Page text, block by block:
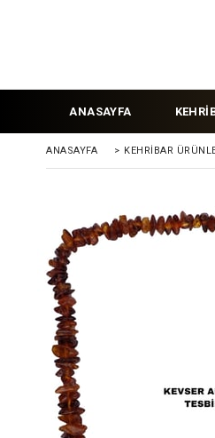
ANASAYFA
ANASAYFA > KEHRİBAR